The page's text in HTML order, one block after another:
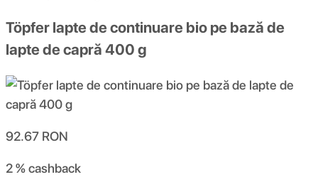
Töpfer lapte de continuare bio pe bază de
lapte de capră 400 g
92.67 RON
2 %cashback